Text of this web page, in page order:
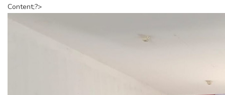
Content;?>